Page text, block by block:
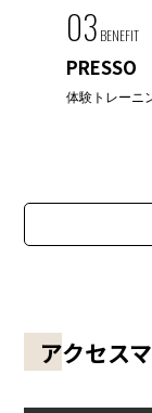
03 BENEFIT
PRESSO
体験トレーニ
アクセス